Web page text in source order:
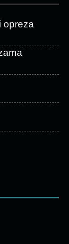
opreza